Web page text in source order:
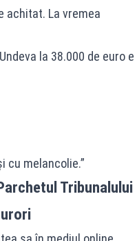
achitat. La vremea
la 38.000 de euro e
cu melancolie.”
Tribunalului